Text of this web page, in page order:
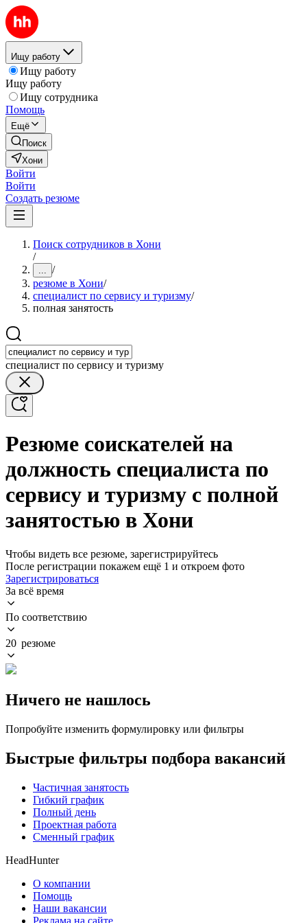
Ищу работу
Ищу работу
Ищу работу
Ищу сотрудника
Помощь
Ещё
Поиск
Хони
Войти
Войти
Создать резюме
Поиск сотрудников в Хони
/
... /
резюме в Хони/
специалист по сервису и туризму/
полная занятость
специалист по сервису и туризму
Резюме соискателей на
должность специалиста по
сервису и туризму с полной
занятостью в Хони
Чтобы видеть все резюме, зарегистрируйтесь
После регистрации покажем ещё 1 и откроем фото
Зарегистрироваться
За всё время
По соответствию
20 резюме
Ничего не нашлось
Попробуйте изменить формулировку или фильтры
Быстрые фильтры подбора вакансий
Частичная занятость
Гибкий график
Полный день
Проектная работа
Сменный график
HeadHunter
О компании
Помощь
Наши вакансии
Реклама на сайте